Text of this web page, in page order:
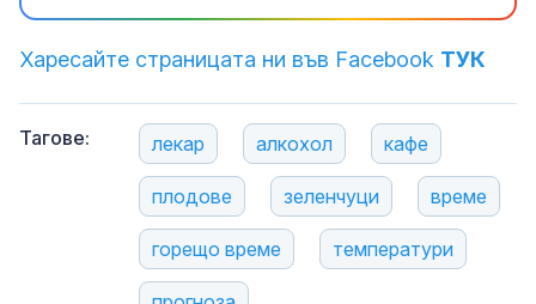
Харесайте страницата ни във Facebook ТУК
Тагове: лекар алкохол кафе
плодове зеленчуци време
горещо време температури